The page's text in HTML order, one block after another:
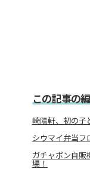
この記事の
崎陽軒、初の子
シウマイ弁当フ
ガチャポン自販
場！